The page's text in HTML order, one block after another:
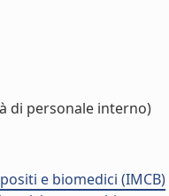
di personale interno)
e biomedici (IMCB)